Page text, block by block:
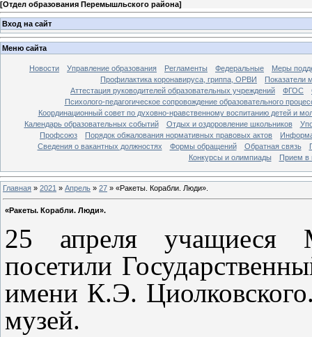
[Отдел образования Перемышльского района]
Вход на сайт
Меню сайта
Новости Управление образования Регламенты Федеральные
Меры
Профилактика коронавируса, гриппа, ОРВИ
Показатели
Аттестация руководителей образовательных учреждений
ФГОС
Психолого-педагогическое сопровождение образовательного
Координационный совет по духовно-нравственному воспитанию детей и
Календарь образовательных событий
Отдых и оздоровление школьников
Профсоюз
Порядок обжалования нормативных правовых актов
Сведения о вакантных должностях
Формы обращений Обратная связь
Конкурсы и олимпиады
Прием в
Главная » 2021 » Апрель » 27 » «Ракеты. Корабли. Люди».
«Ракеты. Корабли. Люди».
25 апреля
посетили
имени К.Э.
музей.